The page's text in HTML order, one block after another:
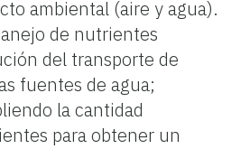
ambiental (aire y agua).
de nutrientes
del transporte de
fuentes de agua;
la cantidad
para obtener un